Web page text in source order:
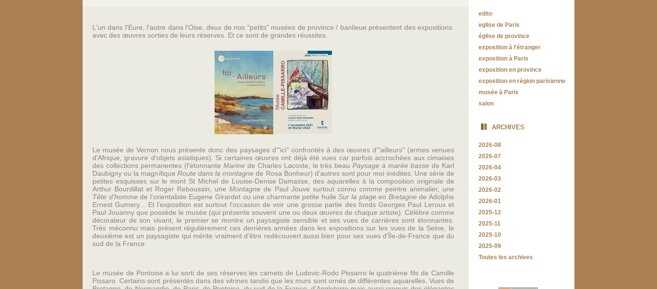
edito
eglise de Paris
église de province
exposition à l'étranger
exposition à Paris
exposition en province
exposition en région parisienne
musée à Paris
salon
ARCHIVES
2026-08
2026-07
2026-04
2026-03
2026-02
2026-01
2025-12
2025-11
2025-10
2025-09
Toutes les archives
L'un dans l'Eure, l'autre dans l'Oise, deux de nos "petits" musées de province / banlieue présentent des expositions
avec des œuvres sorties de leurs réserves. Et ce sont de grandes réussites.
Le musée de Vernon nous présente donc des paysages d'"ici" confrontés à des œuvres d'"ailleurs" (armes venues
d'Afrique, gravure d'objets asiatiques). Si certaines œuvres ont déjà été vues car parfois accrochées aux cimaises
des collections permanentes (l'étonnante Marinede Charles Lacoste, le très beauPaysage à marée basse de Karl
Daubigny ou la magnifique Route dans la montagne de Rosa Bonheur) d'autres sont pour moi inédites. Une série de
petites esquisses sur le mont St Michel de Louise-Denise Damasse, des aquarelles à la composition originale de
Arthur Bourdillat et Roger Reboussin, uneMontagne de Paul Jouve surtout connu comme peintre animalier, une
Tête d'hommede l'orientaliste Eugene Girardet ou une charmante petite huileSur la plage en Bretagnede Adolphe
Ernest Gumery... Et l'exposition est surtout l'occasion de voir une grosse partie des fonds Georges Paul Leroux et
Paul Jouanny que possède le musée (qui présente souvent une ou deux œuvres de chaque artiste). Célèbre comme
décorateur de son vivant, le premier se montre un paysagiste sensible et ses vues de carrières sont étonnantes.
Très méconnu mais présent régulièrement ces derrières années dans les expositions sur les vues de la Seine, le
deuxième est un paysagiste qui mérite vraiment d'être redécouvert aussi bien pour ses vues d'Île-de-France que du
sud de la France.
Le musée de Pontoise a lui sorti de ses réserves les carnets de Ludovic-Rodo Pissarro le quatrième fils de Camille
Pissaro. Certains sont présentés dans des vitrines tandis que les murs sont ornés de différentes aquarelles. Vues de